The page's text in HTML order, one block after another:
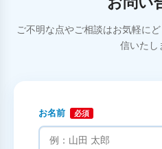
ご不明な点やご相談はお気軽に
信いたし
お名前 必須